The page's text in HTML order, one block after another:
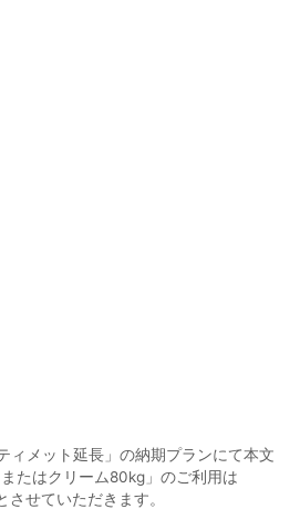
ィメット延長」の納期プランにて本文
たはクリーム80kg」のご利用は
せていただきます。